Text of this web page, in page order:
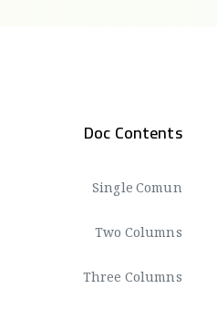
Doc Contents
Single Comun
Two Columns
Three Columns